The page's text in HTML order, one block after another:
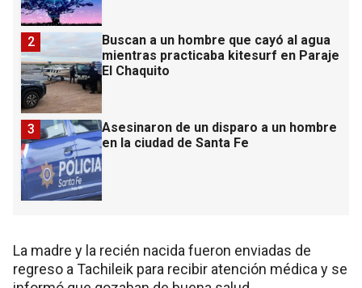
Buscan a un hombre que cayó al agua
mientras practicaba kitesurf en Paraje
El Chaquito
2
Asesinaron de un disparo a un hombre
en la ciudad de Santa Fe
3
La madre y la recién nacida fueron enviadas de
regreso a Tachileik para recibir atención médica y se